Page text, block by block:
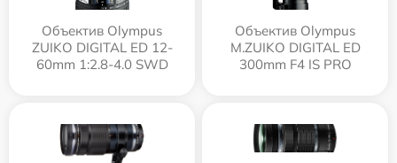
Объектив Olympus
ZUIKO DIGITAL ED 12-
60mm 1:2.8-4.0 SWD
Объектив Olympus
M.ZUIKO DIGITAL ED
300mm F4 IS PRO